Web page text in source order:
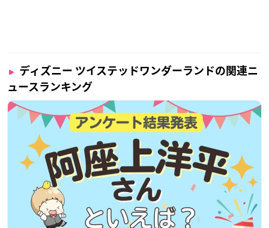
ディズニー ツイステッドワンダーランドの関連ニ
ュースランキング